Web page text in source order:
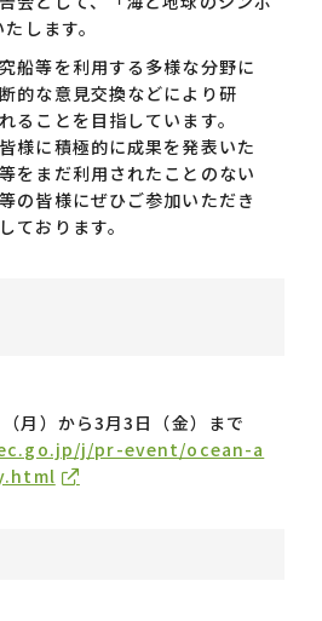
します。
船等を利用する多様な分野に
的な意見交換などにより研
ることを目指しています。
様に積極的に成果を発表いた
をまだ利用されたことのない
の皆様にぜひご参加いただき
ております。
月）から3月3日（金）まで
j/pr-event/ocean-a